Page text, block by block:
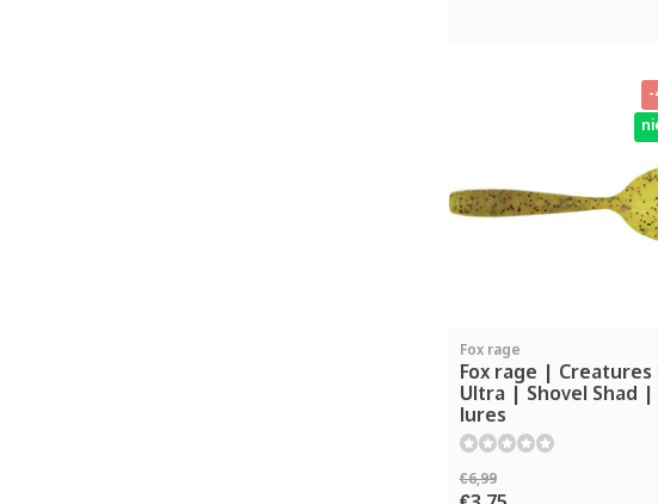
-
Fox rage
Fox rage | Creatures
Ultra | Shovel Shad |
lures
€6,99